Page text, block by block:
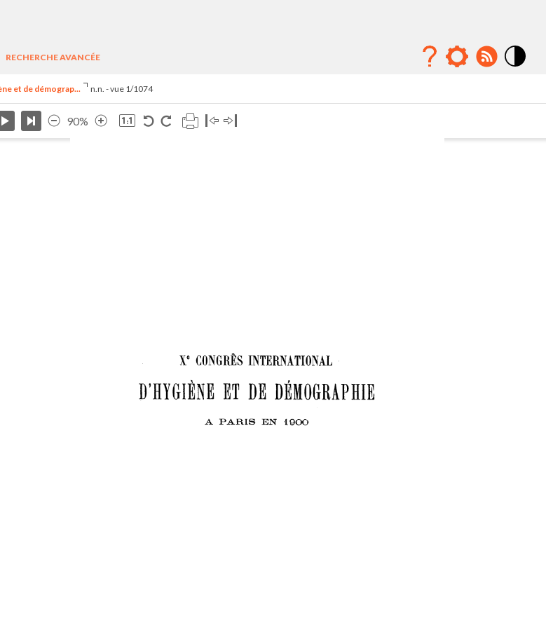
RECHERCHE AVANCÉE
et de démograp... n.n. - vue 1/1074
90%